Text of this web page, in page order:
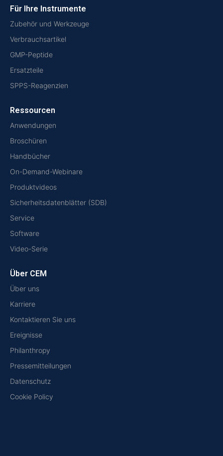
Für Ihre Instrumente
Zubehör und Werkzeuge
Verbrauchsartikel
GMP-Peptide
Ersatzteile
SPPS-Reagenzien
Ressourcen
Anwendungen
Broschüren
Handbücher
On-Demand-Webinare
Produktvideos
Sicherheitsdatenblätter (SDB)
Service
Software
Video-Serie
Über CEM
Über uns
Karriere
Kontaktieren Sie uns
Ereignisse
Philanthropy
Pressemitteilungen
Datenschutz
Cookie Policy